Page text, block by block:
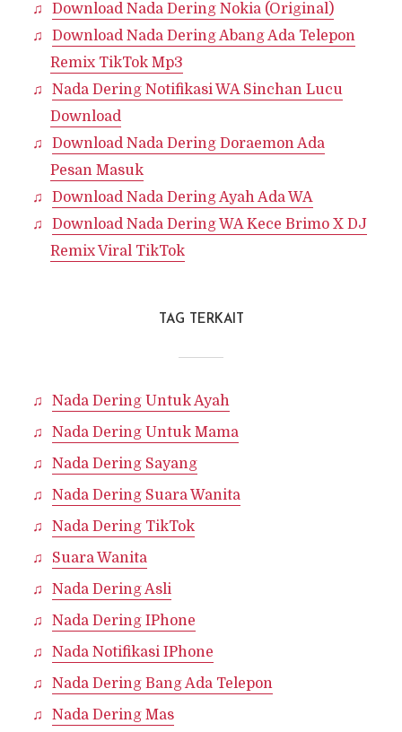
Download Nada Dering Nokia (Original)
Download Nada Dering Abang Ada Telepon
Remix TikTok Mp3
Nada Dering Notifikasi WA Sinchan Lucu
Download
Download Nada Dering Doraemon Ada
Pesan Masuk
Download Nada Dering Ayah Ada WA
Download Nada Dering WA Kece Brimo X DJ
Remix Viral TikTok
TAG TERKAIT
Nada Dering Untuk Ayah
Nada Dering Untuk Mama
Nada Dering Sayang
Nada Dering Suara Wanita
Nada Dering TikTok
Suara Wanita
Nada Dering Asli
Nada Dering IPhone
Nada Notifikasi IPhone
Nada Dering Bang Ada Telepon
Nada Dering Mas